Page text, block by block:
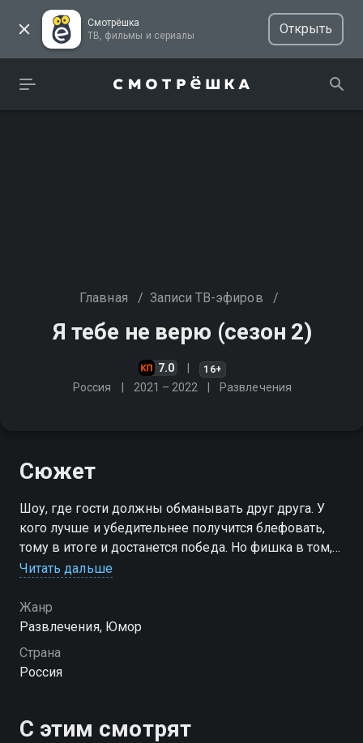
Смотрёшка
ТВ, фильмы и сериалы
Открыть
Главная / Записи ТВ-эфиров /
Я тебе не верю (сезон 2)
7.0 16+
Россия 2021 – 2022 Развлечения
Сюжет
Шоу, где гости должны обманывать друг друга. У
кого лучше и убедительнее получится блефовать,
тому в итоге и достанется победа. Но фишка в том,
что кто-то может говорить и правду
Посмотреть онлайн 2 сезон сериала Я тебе не верю
вы можете совершенно бесплатно в хорошем HD
качестве на Смотрёшке
Читать дальше
Жанр
Развлечения, Юмор
Страна
Россия
С этим смотрят